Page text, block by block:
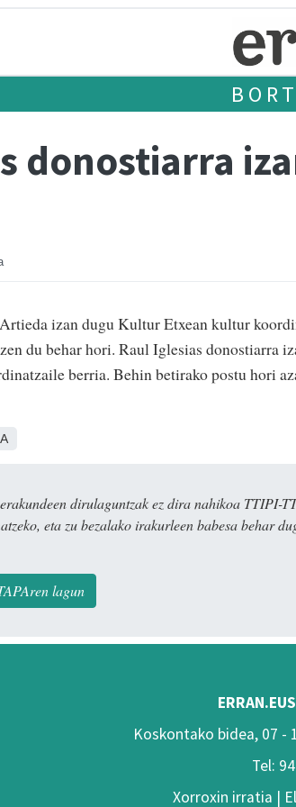
donostiarra
izan dugu Kultur Etxean kultur
du behar hori. Raul Iglesias donostiarra
berria. Behin betirako postu hori
dirulaguntzak ez dira nahikoa TTIPI-
eta zu bezalako irakurleen babesa behar
lagun
Koskontako bidea, 07 -
Tel:
Xorroxin irratia |